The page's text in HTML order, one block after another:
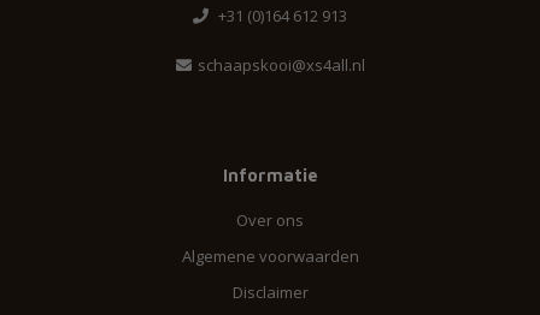
+31 (0)164 612 913
schaapskooi@xs4all.nl
Informatie
Over ons
Algemene voorwaarden
Disclaimer